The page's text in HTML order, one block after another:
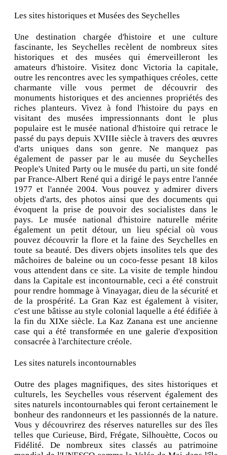
Les sites historiques et Musées des Seychelles
Une destination chargée d'histoire et une culture
fascinante, les Seychelles recèlent de nombreux sites
historiques et des musées qui émerveilleront les
amateurs d'histoire. Visitez donc Victoria la capitale,
outre les rencontres avec les sympathiques créoles, cette
charmante ville vous permet de découvrir des
monuments historiques et des anciennes propriétés des
riches planteurs. Vivez à fond l'histoire du pays en
visitant des musées impressionnants dont le plus
populaire est le musée national d'histoire qui retrace le
passé du pays depuis XVIIIe siècle à travers des œuvres
d'arts uniques dans son genre. Ne manquez pas
également de passer par le au musée du Seychelles
People's United Party ou le musée du parti, un site fondé
par France-Albert René qui a dirigé le pays entre l'année
1977 et l'année 2004. Vous pouvez y admirer divers
objets d'arts, des photos ainsi que des documents qui
évoquent la prise de pouvoir des socialistes dans le
pays. Le musée national d'histoire naturelle mérite
également un petit détour, un lieu spécial où vous
pouvez découvrir la flore et la faine des Seychelles en
toute sa beauté. Des divers objets insolites tels que des
mâchoires de baleine ou un coco-fesse pesant 18 kilos
vous attendent dans ce site. La visite de temple hindou
dans la Capitale est incontournable, ceci a été construit
pour rendre hommage à Vinayagar, dieu de la sécurité et
de la prospérité. La Gran Kaz est également à visiter,
c'est une bâtisse au style colonial laquelle a été édifiée à
la fin du XIXe siècle. La Kaz Zanana est une ancienne
case qui a été transformée en une galerie d'exposition
consacrée à l'architecture créole.
Les sites naturels incontournables
Outre des plages magnifiques, des sites historiques et
culturels, les Seychelles vous réservent également des
sites naturels incontournables qui feront certainement le
bonheur des randonneurs et les passionnés de la nature.
Vous y découvrirez des réserves naturelles sur des îles
telles que Curieuse, Bird, Frégate, Silhouètte, Cocos ou
Fidélité. De nombreux sites classés au patrimoine